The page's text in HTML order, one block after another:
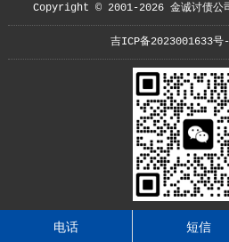
Copyright © 2001-2026 金诚讨债
吉ICP备2023001633号
电话 短信